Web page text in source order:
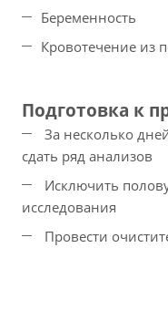
Беременность
Кровотечение из
Подготовка к
За несколько
сдать ряд анализов
Исключить
исследования
Провести